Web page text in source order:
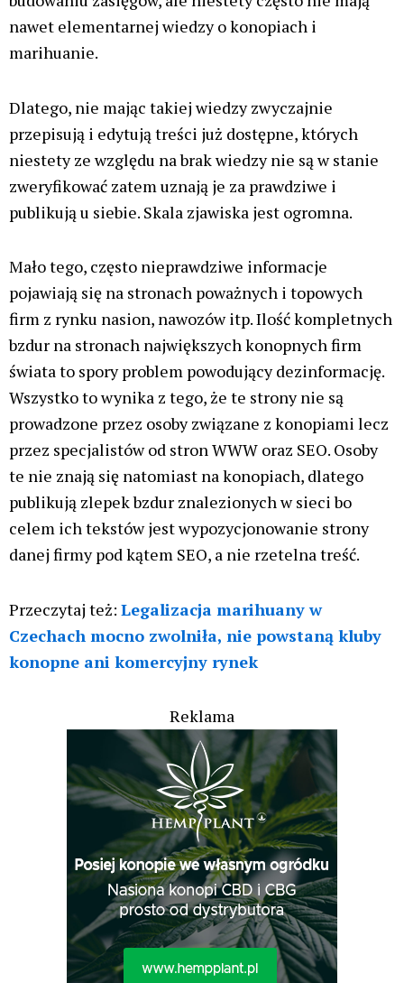
nawet elementarnej wiedzy o konopiach i
marihuanie.
Dlatego, nie mając takiej wiedzy zwyczajnie
przepisują i edytują treści już dostępne, których
niestety ze względu na brak wiedzy nie są w stanie
zweryfikować zatem uznają je za prawdziwe i
publikują u siebie. Skala zjawiska jest ogromna.
Mało tego, często nieprawdziwe informacje
pojawiają się na stronach poważnych i topowych
firm z rynku nasion, nawozów itp. Ilość kompletnych
bzdur na stronach największych konopnych firm
świata to spory problem powodujący dezinformację.
Wszystko to wynika z tego, że te strony nie są
prowadzone przez osoby związane z konopiami lecz
przez specjalistów od stron WWW oraz SEO. Osoby
te nie znają się natomiast na konopiach, dlatego
publikują zlepek bzdur znalezionych w sieci bo
celem ich tekstów jest wypozycjonowanie strony
danej firmy pod kątem SEO, a nie rzetelna treść.
Przeczytaj też: Legalizacja marihuany w
Czechach mocno zwolniła, nie powstaną kluby
konopne ani komercyjny rynek
Reklama